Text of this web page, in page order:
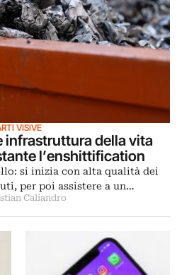
VISIVE
infrastruttura della vita
l’enshittification
si inizia con alta qualità dei
per poi assistere a un…
Caliandro